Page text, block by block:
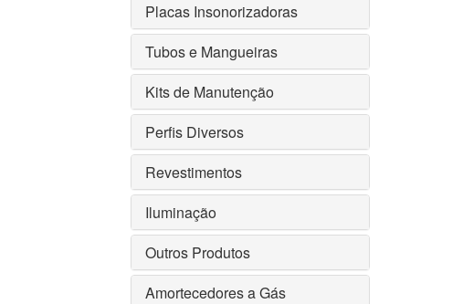
Placas Insonorizadoras
Tubos e Mangueiras
Kits de Manutenção
Perfis Diversos
Revestimentos
Iluminação
Outros Produtos
Amortecedores a Gás